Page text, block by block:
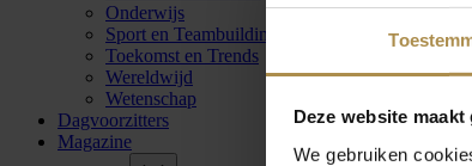
Deze website
We gebruiken
Onderwijs
Sport en Teambuilding
Toekomst en Trends
Wereldwijd
Wetenschap
Dagvoorzitters
Magazine